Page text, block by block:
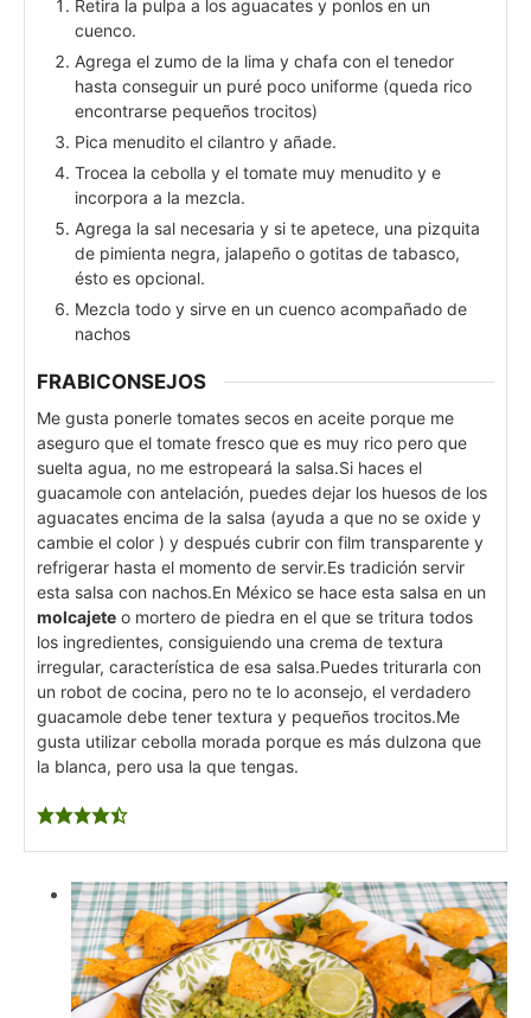
Retira la pulpa a los aguacates y ponlos en un
cuenco.
Agrega el zumo de la lima y chafa con el tenedor
hasta conseguir un puré poco uniforme (queda rico
encontrarse pequeños trocitos)
Pica menudito el cilantro y añade.
Trocea la cebolla y el tomate muy menudito y e
incorpora a la mezcla.
Agrega la sal necesaria y si te apetece, una pizquita
de pimienta negra, jalapeño o gotitas de tabasco,
ésto es opcional.
Mezcla todo y sirve en un cuenco acompañado de
nachos
FRABICONSEJOS
Me gusta ponerle tomates secos en aceite porque me
aseguro que el tomate fresco que es muy rico pero que
suelta agua, no me estropeará la salsa.Si haces el
guacamole con antelación, puedes dejar los huesos de los
aguacates encima de la salsa (ayuda a que no se oxide y
cambie el color ) y después cubrir con film transparente y
refrigerar hasta el momento de servir.Es tradición servir
esta salsa con nachos.En México se hace esta salsa en un
molcajete o mortero de piedra en el que se tritura todos
los ingredientes, consiguiendo una crema de textura
irregular, característica de esa salsa.Puedes triturarla con
un robot de cocina, pero no te lo aconsejo, el verdadero
guacamole debe tener textura y pequeños trocitos.Me
gusta utilizar cebolla morada porque es más dulzona que
la blanca, pero usa la que tengas.